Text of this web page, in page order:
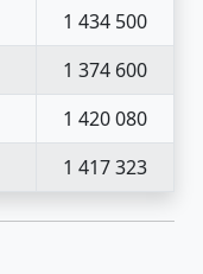
1 434 500
1 374 600
1 420 080
1 417 323